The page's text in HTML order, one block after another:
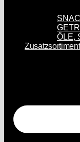
ÖLE,
Zusatzsortiment